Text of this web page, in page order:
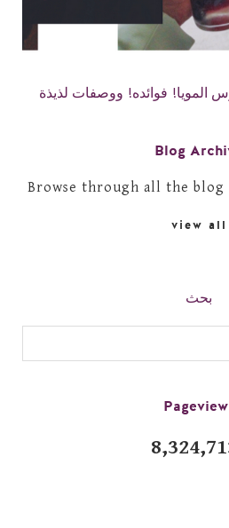
Blog
Browse through all the blog
view all
بحث